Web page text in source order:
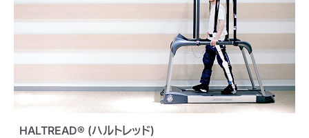
HALTREAD® (ハルトレッド)